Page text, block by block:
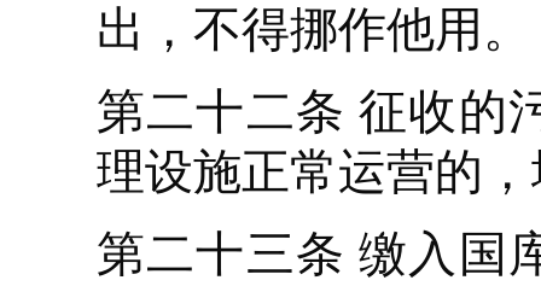
出，不得挪作他用。
第二十二条 征收的
理设施正常运营的
第二十三条 缴入国